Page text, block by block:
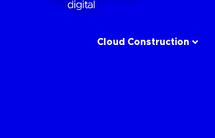
Cloud Construction